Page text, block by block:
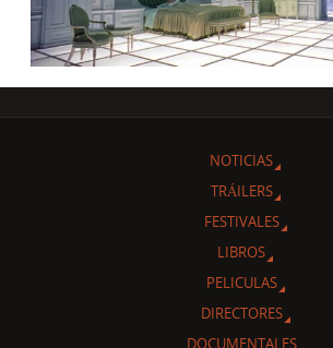
NOTICIAS
TRÁILERS
FESTIVALES
LIBROS
PELICULAS
DIRECTORES
DOCUMENTALES